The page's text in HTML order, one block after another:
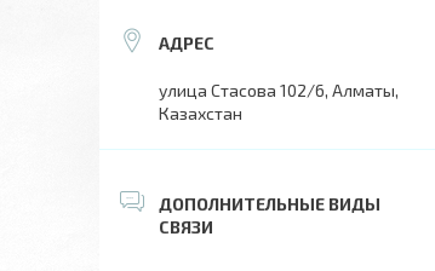
улица Стасова 102/6, Алматы,
Казахстан